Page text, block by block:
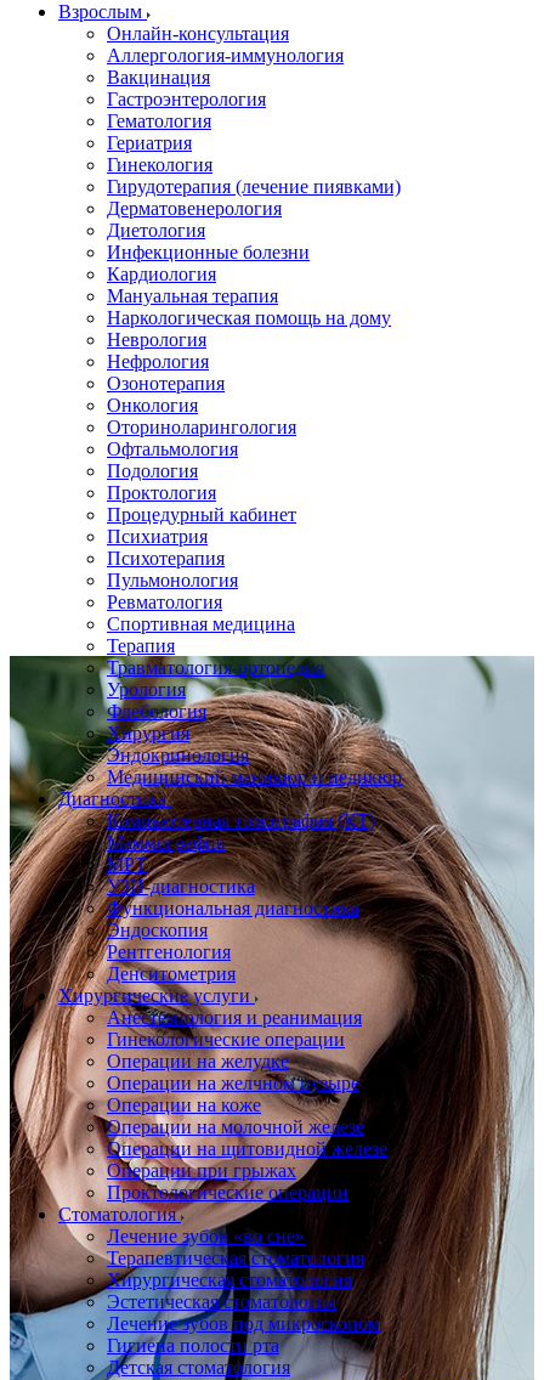
Взрослым
Онлайн-консультация
Аллергология-иммунология
Вакцинация
Гастроэнтерология
Гематология
Гериатрия
Гинекология
Гирудотерапия (лечение пиявками)
Дерматовенерология
Диетология
Инфекционные болезни
Кардиология
Мануальная терапия
Наркологическая помощь на дому
Неврология
Нефрология
Озонотерапия
Онкология
Оториноларингология
Офтальмология
Подология
Проктология
Процедурный кабинет
Психиатрия
Психотерапия
Пульмонология
Ревматология
Спортивная медицина
Терапия
Травматология-ортопедия
Урология
Флебология
Хирургия
Эндокринология
Медицинский маникюр и педикюр
Диагностика
Компьютерная томография (КТ)
Маммография
МРТ
УЗИ-диагностика
Функциональная диагностика
Эндоскопия
Рентгенология
Денситометрия
Хирургические услуги
Анестезиология и реанимация
Гинекологические операции
Операции на желудке
Операции на желчном пузыре
Операции на коже
Операции на молочной железе
Операции на щитовидной железе
Операции при грыжах
Проктологические операции
Стоматология
Лечение зубов «во сне»
Терапевтическая стоматология
Хирургическая стоматология
Эстетическая стоматология
Лечение зубов под микроскопом
Гигиена полости рта
Детская стоматология